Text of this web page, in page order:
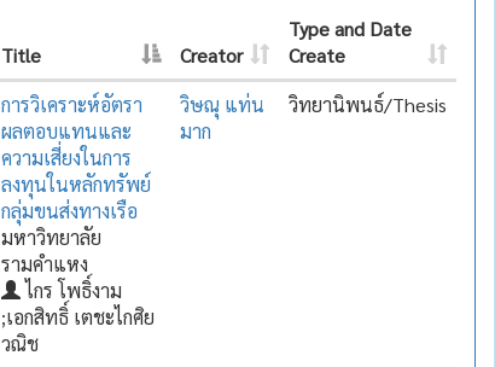
Title Creator
Type and Date
Create
การวิเคราะห์อัตรา
ผลตอบแทนและ
ความเสี่ยงในการ
ลงทุนในหลักทรัพย์
กลุ่มขนส่งทางเรือ
มหาวิทยาลัย
รามคำแหง
ไกร โพธิ์งาม
;เอกสิทธิ์ เตชะไกศิย
วณิช
วิษณุ แท่น
มาก
วิทยานิพนธ์/Thesis